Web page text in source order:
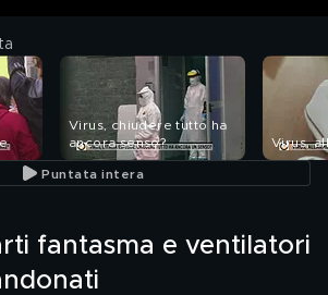
Virus, chiudere tutto ha
ancora senso?
Virus,
Puntata intera
fantasma e ventilatori